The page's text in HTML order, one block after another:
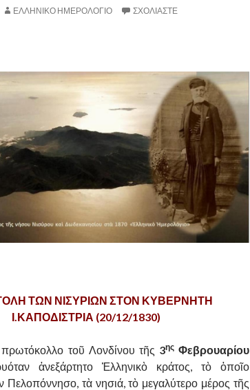
ΕΛΛΗΝΙΚΟ ΗΜΕΡΟΛΟΓΙΟ ΣΧΟΛΙΆΣΤΕ
ΤΩΝ ΝΙΣΥΡΙΩΝ ΣΤΟΝ ΚΥΒΕΡΝΗΤΗ
Ι.ΚΑΠΟΔΙΣΤΡΙΑ (20/12/1830)
τοῦ Λονδίνου τῆς 3ηςΦεβρουαρίου
ἀνεξάρτητο Ἑλληνικὸ κράτος, τὸ ὁποῖο
Πελοπόννησο, τὰ νησιά, τὸ μεγαλύτερο μέρος τῆς